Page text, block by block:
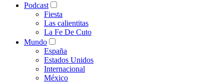
Podcast
Fiesta
Las calientitas
La Fe De Cuto
Mundo
España
Estados Unidos
Internacional
México